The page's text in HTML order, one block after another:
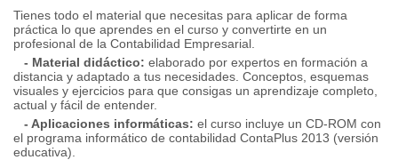
Tienes todo el material que necesitas para aplicar de forma
práctica lo que aprendes en el curso y convertirte en un
profesional de la Contabilidad Empresarial.
- Material didáctico: elaborado por expertos en formación a
distancia y adaptado a tus necesidades. Conceptos, esquemas
visuales y ejercicios para que consigas un aprendizaje completo,
actual y fácil de entender.
- Aplicaciones informáticas: el curso incluye un CD-ROM con
el programa informático de contabilidad ContaPlus 2013 (versión
educativa).